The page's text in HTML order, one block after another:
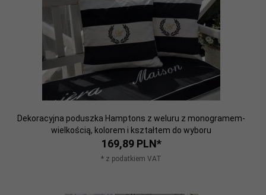
Dekoracyjna poduszka Hamptons z weluru z monogramem-
wielkością, kolorem i kształtem do wyboru
169,89 PLN*
* z podatkiem VAT